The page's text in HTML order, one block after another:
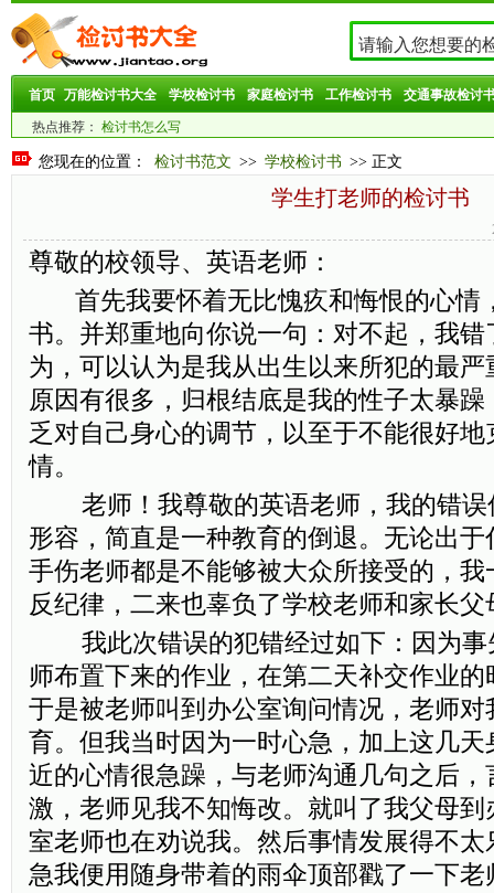
首页 万能检讨书大全 学校检讨书 家庭检讨书 工作检讨书 交通事故检讨
热点推荐： 检讨书怎么写
您现在的位置： 检讨书范文 >> 学校检讨书 >> 正文
学生打老师的检讨书
尊敬的校领导、英语老师：
首先我要怀着无比愧疚和悔恨的心情
书。并郑重地向你说一句：对不起，我
为，可以认为是我从出生以来所犯的最
原因有很多，归根结底是我的性子太暴
乏对自己身心的调节，以至于不能很好
情。
老师！我尊敬的英语老师，我的错误
形容，简直是一种教育的倒退。无论出
手伤老师都是不能够被大众所接受的，
反纪律，二来也辜负了学校老师和家长父
我此次错误的犯错经过如下：因为事
师布置下来的作业，在第二天补交作业
于是被老师叫到办公室询问情况，老师
育。但我当时因为一时心急，加上这几
近的心情很急躁，与老师沟通几句之后
激，老师见我不知悔改。就叫了我父母
室老师也在劝说我。然后事情发展得不
急我便用随身带着的雨伞顶部戳了一下